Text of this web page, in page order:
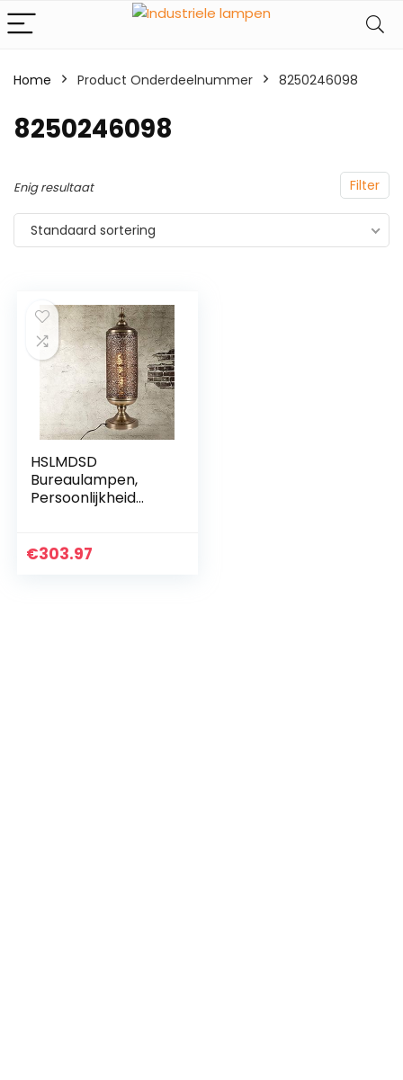
Home Product Onderdeelnummer ‎8250246098
‎8250246098
Filter
Enig resultaat
Standaard sortering
HSLMDSD
Bureaulampen,
Persoonlijkheid
Restaurant Bar
€303.97